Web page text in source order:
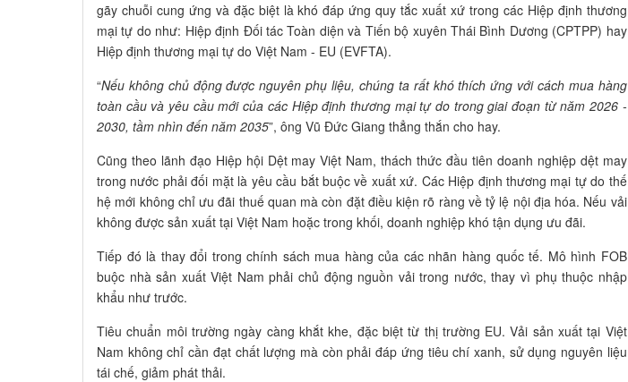
gãy chuỗi cung ứng và đặc biệt là khó đáp ứng quy tắc xuất xứ trong các Hiệp định thương
mại tự do như: Hiệp định Đối tác Toàn diện và Tiến bộ xuyên Thái Bình Dương (CPTPP) hay
Hiệp định thương mại tự do Việt Nam - EU (EVFTA).
“Nếu không chủ động được nguyên phụ liệu, chúng ta rất khó thích ứng với cách mua hàng
toàn cầu và yêu cầu mới của các Hiệp định thương mại tự do trong giai đoạn từ năm 2026 -
2030, tầm nhìn đến năm 2035”, ông Vũ Đức Giang thẳng thắn cho hay.
Cũng theo lãnh đạo Hiệp hội Dệt may Việt Nam, thách thức đầu tiên doanh nghiệp dệt may
trong nước phải đối mặt là yêu cầu bắt buộc về xuất xứ. Các Hiệp định thương mại tự do thế
hệ mới không chỉ ưu đãi thuế quan mà còn đặt điều kiện rõ ràng về tỷ lệ nội địa hóa. Nếu vải
không được sản xuất tại Việt Nam hoặc trong khối, doanh nghiệp khó tận dụng ưu đãi.
Tiếp đó là thay đổi trong chính sách mua hàng của các nhãn hàng quốc tế. Mô hình FOB
buộc nhà sản xuất Việt Nam phải chủ động nguồn vải trong nước, thay vì phụ thuộc nhập
khẩu như trước.
Tiêu chuẩn môi trường ngày càng khắt khe, đặc biệt từ thị trường EU. Vải sản xuất tại Việt
Nam không chỉ cần đạt chất lượng mà còn phải đáp ứng tiêu chí xanh, sử dụng nguyên liệu
tái chế, giảm phát thải.